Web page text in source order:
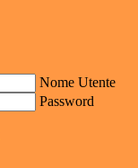
Nome Utente
Password